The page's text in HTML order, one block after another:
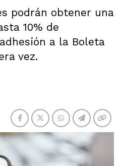
podrán obtener una
10% de
a la Boleta
vez.